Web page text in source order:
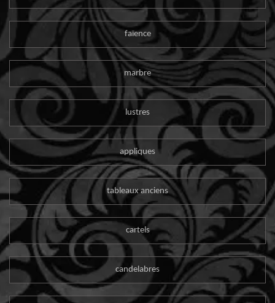
faïence
marbre
lustres
appliques
tableaux anciens
cartels
candelabres